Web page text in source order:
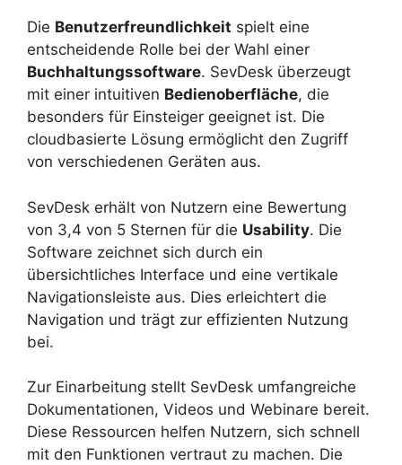
Die Benutzerfreundlichkeit spielt eine
entscheidende Rolle bei der Wahl einer
Buchhaltungssoftware. SevDesk überzeugt
mit einer intuitiven Bedienoberfläche, die
besonders für Einsteiger geeignet ist. Die
cloudbasierte Lösung ermöglicht den Zugriff
von verschiedenen Geräten aus.
SevDesk erhält von Nutzern eine Bewertung
von 3,4 von 5 Sternen für die Usability. Die
Software zeichnet sich durch ein
übersichtliches Interface und eine vertikale
Navigationsleiste aus. Dies erleichtert die
Navigation und trägt zur effizienten Nutzung
bei.
Zur Einarbeitung stellt SevDesk umfangreiche
Dokumentationen, Videos und Webinare bereit.
Diese Ressourcen helfen Nutzern, sich schnell
mit den Funktionen vertraut zu machen. Die